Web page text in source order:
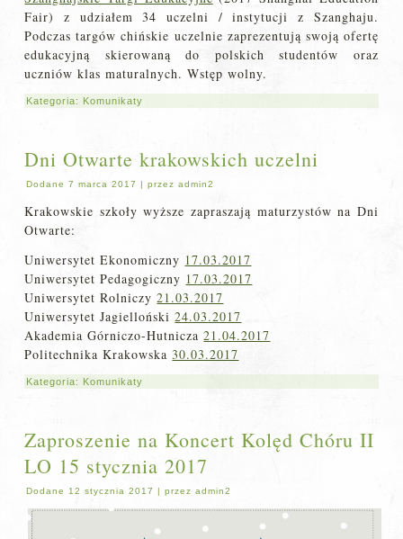
Fair) z udziałem 34 uczelni / instytucji z Szanghaju.
Podczas targów chińskie uczelnie zaprezentują swoją ofertę
edukacyjną skierowaną do polskich studentów oraz
uczniów klas maturalnych. Wstęp wolny.
Kategoria: Komunikaty
Dni Otwarte krakowskich uczelni
Dodane 7 marca 2017 |przez admin2
Krakowskie szkoły wyższe zapraszają maturzystów na Dni
Otwarte:
Uniwersytet Ekonomiczny 17.03.2017
Uniwersytet Pedagogiczny 17.03.2017
Uniwersytet Rolniczy21.03.2017
Uniwersytet Jagielloński24.03.2017
Akademia Górniczo-Hutnicza21.04.2017
Politechnika Krakowska 30.03.2017
Kategoria: Komunikaty
Zaproszenie na Koncert Kolęd Chóru II
LO 15 stycznia 2017
Dodane 12 stycznia 2017 |przez admin2